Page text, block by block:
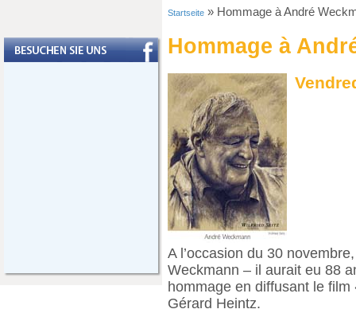
Startseite » Hommage à André
Hommage à
A l’occasion du 30
Weckmann – il aurait eu 88
hommage en diffusant le film
Gérard Heintz.